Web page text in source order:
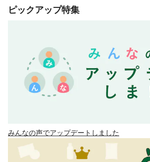
ピックアップ特集
みんなの声でアップデートしました